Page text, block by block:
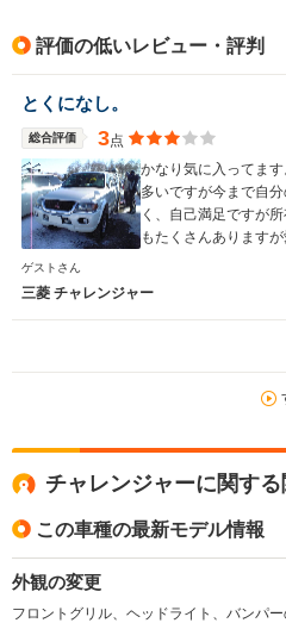
評価の低いレビュー・評判
とくになし。
総合評価 3点
かなり気に入ってま
多いですが今まで自
く、自己満足ですが
もたくさんあります
ゲストさん
三菱 チャレンジャー
チャレンジャーに関す
この車種の最新モデル情報
外観の変更